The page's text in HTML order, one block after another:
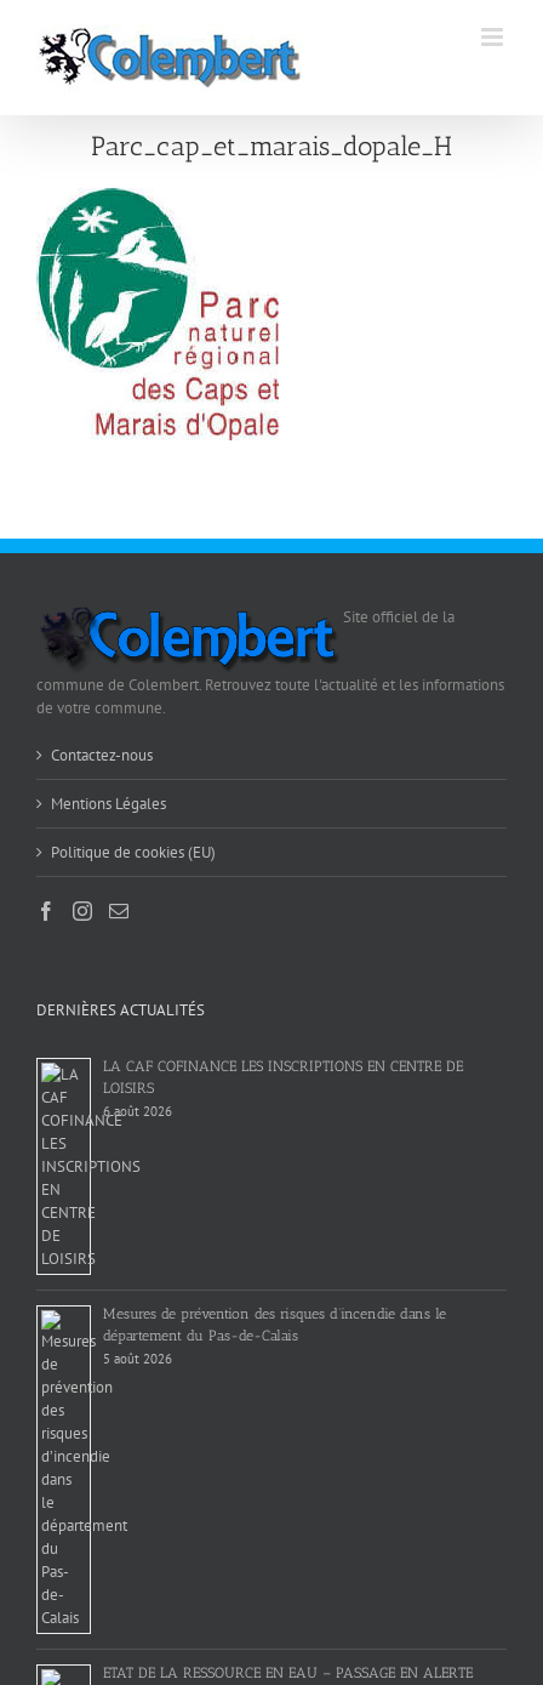
contenu
Parc_cap_et_marais_dopale_H
Site officiel de la
commune de Colembert. Retrouvez toute l'actualité et les informations
de votre commune.
Contactez-nous
Mentions Légales
Politique de cookies (EU)
DERNIÈRES ACTUALITÉS
LA CAF COFINANCE LES INSCRIPTIONS EN CENTRE DE
LOISIRS
6 août 2026
Mesures de prévention des risques d’incendie dans le
département du Pas-de-Calais
5 août 2026
ETAT DE LA RESSOURCE EN EAU – PASSAGE EN ALERTE